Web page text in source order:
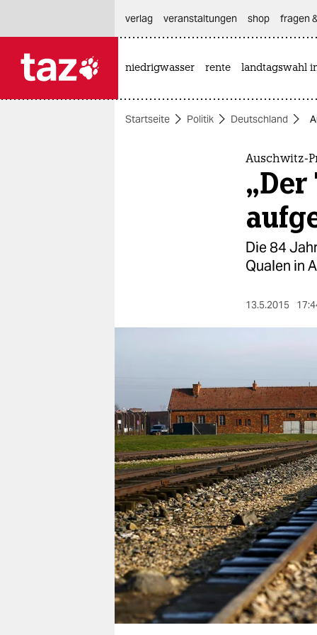
themen
verlag
verlag
veranstaltungen
shop
fragen & hilfe
unterstützen
abo
genossenschaft
verlag
veranstaltungen shop fragen
niedrigwasser rente landtagswahl
Startseite Politik Deutschland
Auschwitz-
Die 84
Qualen in
13.5.2015